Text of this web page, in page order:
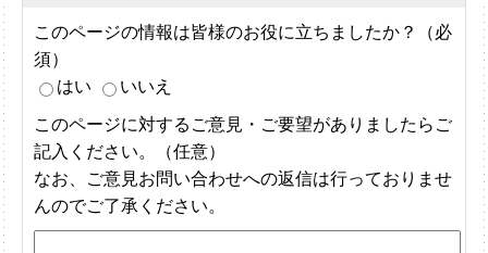
このページの情報は皆様のお役に立ちましたか？（必
須）
はい
いいえ
このページに対するご意見・ご要望がありましたらご
記入ください。（任意）
なお、ご意見お問い合わせへの返信は行っておりませ
んのでご了承ください。